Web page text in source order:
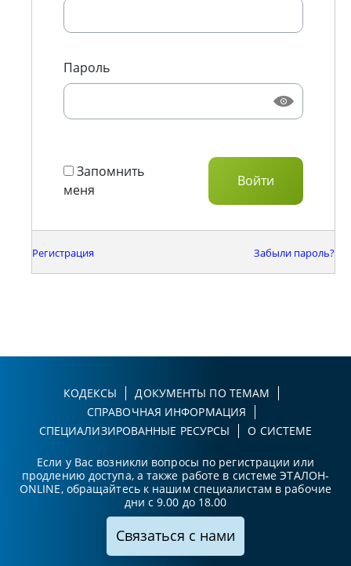
Пароль
Запомнить
меня
Регистрация Забыли пароль?
КОДЕКСЫ
ДОКУМЕНТЫ ПО ТЕМАМ
СПРАВОЧНАЯ ИНФОРМАЦИЯ
СПЕЦИАЛИЗИРОВАННЫЕ РЕСУРСЫ
О СИСТЕМЕ
Если у Вас возникли вопросы по регистрации или
продлению доступа, а также работе в системе ЭТАЛОН-
ONLINE, обращайтесь к нашим специалистам в рабочие
дни с 9.00 до 18.00
Связаться с нами